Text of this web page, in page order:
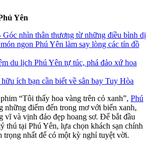
Yên
nhìn thân thương từ những điều bình dị
ngon Phú Yên làm say lòng các tín đồ
du lịch Phú Yên tự túc, phá đảo xứ hoa
ích bạn cần biết về sân bay Tuy Hòa
“Tôi thấy hoa vàng trên cỏ xanh”, Phú
những điểm đến trong mơ với biển xanh,
vĩ và vịnh đảo đẹp hoang sơ. Để bắt đầu
thú tại Phú Yên, lựa chọn khách sạn chính
trọng nhất để có một kỳ nghỉ tuyệt vời.